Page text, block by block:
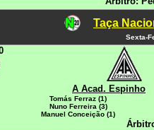
Taça
Sexta-
A Acad. Espinho
Tomás Ferraz (1)
Nuno Ferreira (3)
Manuel Conceição (1)